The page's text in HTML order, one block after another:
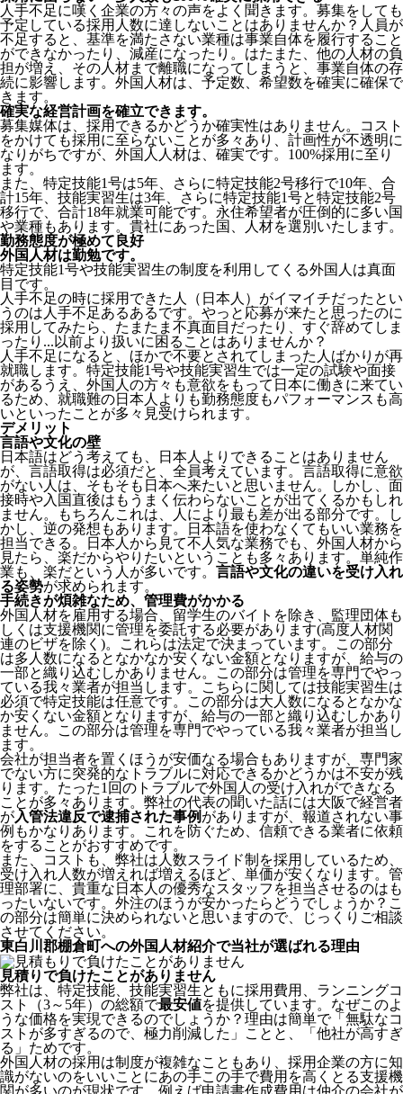
人手不足に嘆く企業の方々の声をよく聞きます。募集をしても
予定している採用人数に達しないことはありませんか？人員が
不足すると、基準を満たさない業種は事業自体を履行すること
ができなかったり、減産になったり。はたまた、他の人材の負
担が増え、その人材まで離職になってしまうと、事業自体の存
続に影響します。 外国人材は、予定数、希望数を確実に確保で
きます。
確実な経営計画を確立できます。
募集媒体は、採用できるかどうか確実性はありません。コスト
をかけても採用に至らないことが多々あり、計画性が不透明に
なりがちですが、外国人人材は、確実です。100%採用に至り
ます。
また、特定技能1号は5年、さらに特定技能2号移行で10年、合
計15年、技能実習生は3年、さらに特定技能1号と特定技能2号
移行で、合計18年就業可能です。永住希望者が圧倒的に多い国
や業種もあります。貴社にあった国、人材を選別いたします。
勤務態度が極めて良好
外国人材は勤勉です。
特定技能1号や技能実習生の制度を利用してくる外国人は真面
目 です。
人手不足の時に採用できた人（日本人）がイマイチだったとい
うのは人手不足あるあるです。やっと応募が来たと思ったのに
採用してみたら、たまたま不真面目だったり、すぐ辞めてしま
ったり...以前より扱いに困ることはありませんか？
人手不足になると、ほかで不要とされてしまった人ばかりが再
就職します。特定技能1号や技能実習生では一定の試験や面接
があるうえ、外国人の方々も意欲をもって日本に働きに来てい
るため、就職難の日本人よりも勤務態度もパフォーマンスも高
いといったことが多々見受けられます。
デメリット
言語や文化の壁
日本語はどう考えても、日本人よりできることはありません
が、言語取得は必須だと、全員考えています。言語取得に意欲
がない人は、そもそも日本へ来たいと思いません。しかし、面
接時や入国直後はもうまく伝わらないことが出てくるかもしれ
ません。
もちろんこれは、人により最も差が出る部分です。し
かし、逆の発想もあります。日本語を使わなくてもいい業務を
担当できる。日本人から見て不人気な業務でも、外国人材から
見たら、楽だからやりたいということも多々あります。単純作
業も、楽だという人が多いです。 言語や文化の違いを受け入れ
る姿勢が求められます。
手続きが煩雑なため、管理費がかかる
外国人材を雇用する場合、留学生のバイトを除き、 監理団体も
しくは支援機関に管理を委託する必要があります(高度人材関
連のビザを除く)。これらは法定で決まっています。この部分
は多人数になるとなかなか安くない金額となりますが、給与の
一部と織り込むしかありません。この部分は管理を専門でやっ
ている我々業者が担当します。こちらに関しては技能実習生は
必須で特定技能は任意です。この部分は大人数になるとなかな
か安くない金額となりますが、給与の一部と織り込むしかあり
ません。この部分は管理を専門でやっている我々業者が担当し
ます。
会社が担当者を置くほうが安価なる場合もありますが、専門家
でない方に突発的なトラブルに対応できるかどうかは不安が残
ります。たった1回のトラブルで外国人の受け入れができなる
ことが多々あります。弊社の代表の聞いた話には大阪で経営者
が入管法違反で逮捕された事例 がありますが、報道されない事
例もかなりあります。これを防ぐため、信頼できる業者に依頼
をすることがおすすめです。
また、コストも、弊社は人数スライド制を採用しているため、
受け入れ人数が増えれば増えるほど、単価が安くなります。管
理部署に、貴重な日本人の優秀なスタッフを担当させるのはも
ったいないです。外注のほうが安かったらどうでしょうか？こ
の部分は簡単に決められないと思いますので、じっくりご相談
させてください。
東白川郡棚倉町への外国人材紹介で当社が選ばれる理由
見積りで負けたことがありません
弊社は、特定技能、技能実習生ともに採用費用、ランニングコ
スト（3～5年）の総額で最安値を提供しています。なぜこのよ
うな価格を実現できるのでしょうか？理由は簡単で「無駄なコ
ストが多すぎるので、極力削減した」ことと、
「他社が高すぎ
る」 ためです。
外国人材の採用は制度が複雑なこともあり、採用企業の方に知
識がないのをいいことにあの手この手で費用を高くとる支援機